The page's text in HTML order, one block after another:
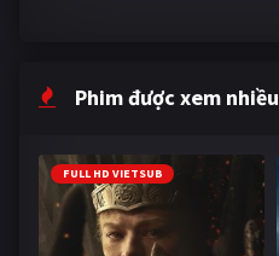
Phim được xem nhiều
FULL HD VIETSUB